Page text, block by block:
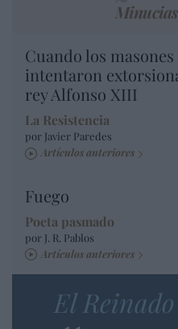
Cuando los masones
intentaron
rey Alfonso XIII
La Resistencia
por Javier Paredes
Artículos anteriores
Fuego
Poeta pasmado
por J. R. Pablos
Artículos anteriores
El